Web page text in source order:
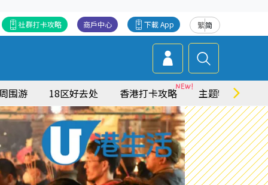
繁简
下載 App
商戶中心
社群打卡攻略
围游 18区好去处 香港打卡攻略 主题特集